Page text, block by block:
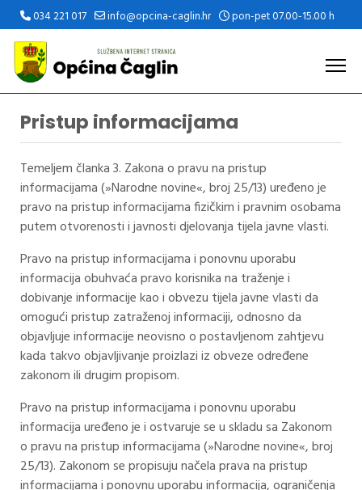
034 221 017 info@opcina-caglin.hr pon-pet 07.00-15.00 h
Pristup informacijama
Temeljem članka 3. Zakona o pravu na pristup
informacijama (»Narodne novine«, broj 25/13) uređeno je
pravo na pristup informacijama fizičkim i pravnim osobama
putem otvorenosti i javnosti djelovanja tijela javne vlasti.
Pravo na pristup informacijama i ponovnu uporabu
informacija obuhvaća pravo korisnika na traženje i
dobivanje informacije kao i obvezu tijela javne vlasti da
omogući pristup zatraženoj informaciji, odnosno da
objavljuje informacije neovisno o postavljenom zahtjevu
kada takvo objavljivanje proizlazi iz obveze određene
zakonom ili drugim propisom.
Pravo na pristup informacijama i ponovnu uporabu
informacija uređeno je i ostvaruje se u skladu sa Zakonom
o pravu na pristup informacijama (»Narodne novine«, broj
25/13). Zakonom se propisuju načela prava na pristup